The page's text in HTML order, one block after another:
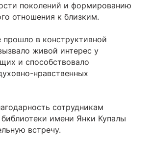
поколений и формированию
отношения к близким.
в конструктивной
живой интерес у
и способствовало
нравственных
сотрудникам
имени Янки Купалы
встречу.